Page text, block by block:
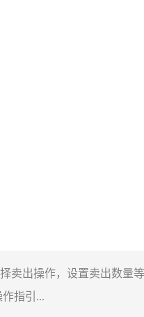
卖出操作，设置卖出数量
指引...